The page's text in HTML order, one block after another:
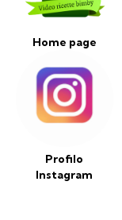
Home page
Profilo
Instagram